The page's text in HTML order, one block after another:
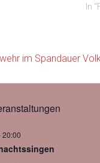
In
im Spandauer
20:00